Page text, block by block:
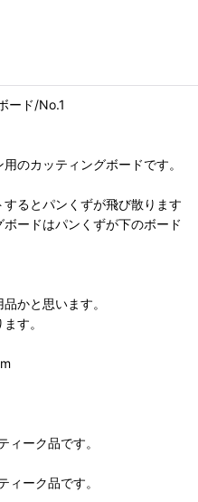
ード/No.1
のカッティングボードです。
るとパンくずが飛び散ります
ードはパンくずが下のボード
かと思います。
す。
ーク品です。
ーク品です。